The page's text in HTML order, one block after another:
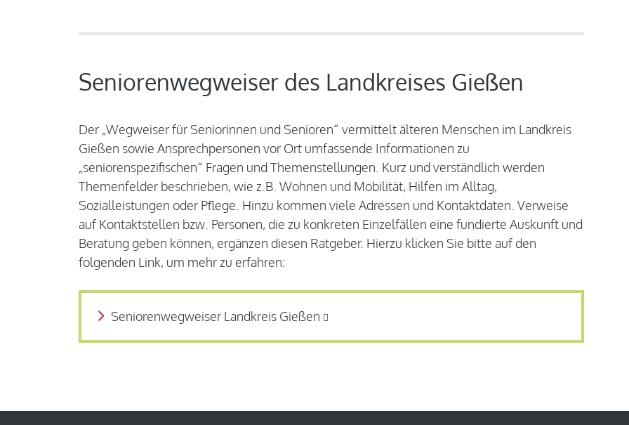
Seniorenwegweiser des Landkreises Gießen
Der „Wegweiser für Seniorinnen und Senioren“ vermittelt älteren Menschen im Landkreis
Gießen sowie Ansprechpersonen vor Ort umfassende Informationen zu
„seniorenspezifischen“ Fragen und Themenstellungen. Kurz und verständlich werden
Themenfelder beschrieben, wie z.B. Wohnen und Mobilität, Hilfen im Alltag,
Sozialleistungen oder Pflege. Hinzu kommen viele Adressen und Kontaktdaten. Verweise
auf Kontaktstellen bzw. Personen, die zu konkreten Einzelfällen eine fundierte Auskunft und
Beratung geben können, ergänzen diesen Ratgeber. Hierzu klicken Sie bitte auf den
folgenden Link, um mehr zu erfahren:
Seniorenwegweiser Landkreis Gießen